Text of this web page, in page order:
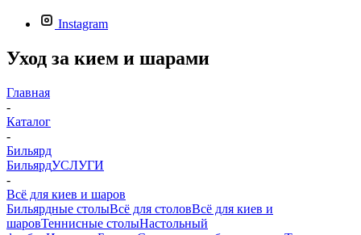
Instagram
Уход за кием и шарами
Главная
-
Каталог
-
Бильярд
БильярдУСЛУГИ
-
Всё для киев и шаров
Бильярдные столыВсё для столовВсё для киев и
шаровТеннисные столыНастольный